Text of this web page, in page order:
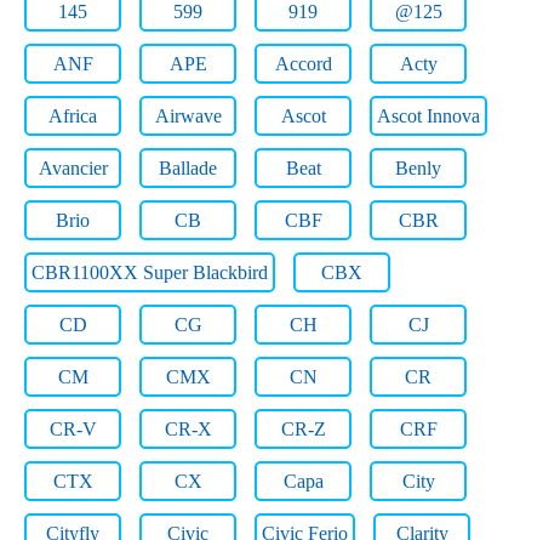
145 599 919 @125
ANF APE Accord Acty
Africa Airwave Ascot Ascot Innova
Avancier Ballade Beat Benly
Brio CB CBF CBR
CBR1100XX Super Blackbird CBX
CD CG CH CJ
CM CMX CN CR
CR-V CR-X CR-Z CRF
CTX CX Capa City
Cityfly Civic Civic Ferio Clarity